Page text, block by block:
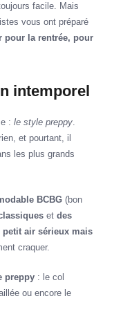
facile. Mais
vous ont préparé
pour la rentrée, pour
intemporel
: le style preppy.
et pourtant, il
les plus grands
BCBG (bon
et des
petit air sérieux mais
craquer.
preppy : le col
ou encore le